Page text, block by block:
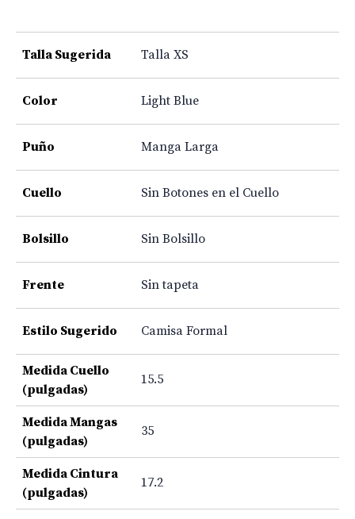
Talla Sugerida Talla XS
Color Light Blue
Puño Manga Larga
Cuello Sin Botones en el Cuello
Bolsillo Sin Bolsillo
Frente Sin tapeta
Estilo Sugerido Camisa Formal
Medida Cuello
(pulgadas)
15.5
Medida Mangas
(pulgadas)
35
Medida Cintura
(pulgadas)
17.2